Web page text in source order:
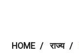
HOME राज्य